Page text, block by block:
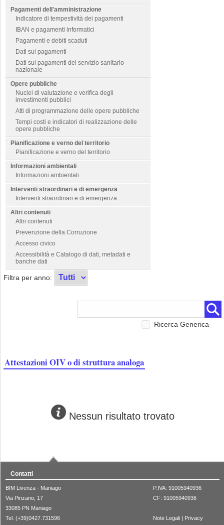
Pagamenti dell'amministrazione
Indicatore di tempestività dei pagamenti
IBAN e pagamenti informatici
Pagamenti e debiti scaduti
Dati sui pagamenti
Dati sui pagamenti del servizio sanitario
nazionale
Opere pubbliche
Nuclei di valutazione e verifica degli
investimenti pubblici
Atti di programmazione delle opere pubbliche
Tempi costi e indicatori di realizzazione delle
opere pubbliche
Pianificazione e verno del territorio
Pianificazione e verno del territorio
Informazioni ambientali
Informazioni ambientali
Interventi straordinari e di emergenza
Interventi straordinari e di emergenza
Altri contenuti
Altri contenuti
Prevenzione della Corruzione
Accesso civico
Accessibilità e Catalogo di dati, metadati e
banche dati
Filtra per anno:
Ricerca Generica
Attestazioni OIV o di struttura analoga
Nessun risultato trovato
Contatti
BIM Livenza - Maniago
Via Pinzano, 17
33085 PN Maniago
Tel. (+39)0427.731596
P.IVA: 91005940936
CF: 91005940936
Note Legali | Privacy